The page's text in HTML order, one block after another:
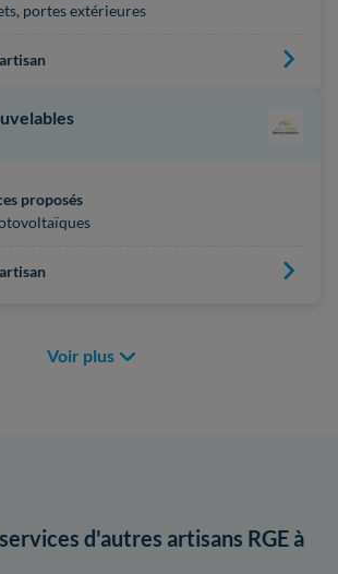
portes extérieures
proposés
Voir plus
d'autres artisans RGE à